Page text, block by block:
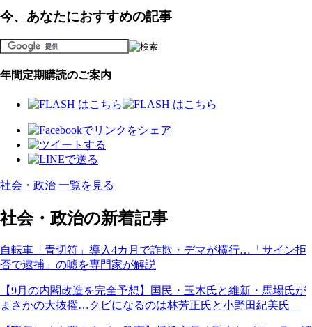
今、あなたにおすすめの記事
年間定期購読のご案内
社会・政治 一覧を見る
社会・政治の新着記事
自転車「青切符」導入4カ月で詐欺・デマが横行…「サイン拒
否で逮捕」の嘘を専門家が解説
【9月の内閣改造を完全予想】国民・玉木氏と維新・馬場氏が
まさかの大抜擢…クビになるのは林芳正氏と小野田紀美氏